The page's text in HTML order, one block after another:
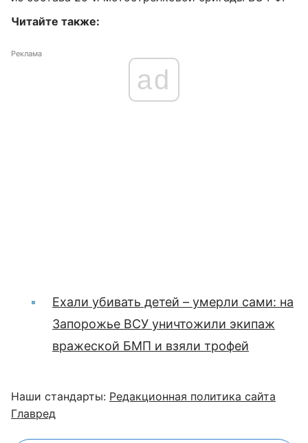
Читайте также:
Реклама
ad
Ехали убивать детей – умерли сами: на
Запорожье ВСУ уничтожили экипаж
вражеской БМП и взяли трофей
Наши стандарты: Редакционная политика сайта
Главред